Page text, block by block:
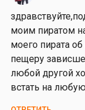
й
с
т
в
и
е
м
…
е
й
с
т
в
и
е
м
моим пиратом
моего пирата
пещеру
любой другой
встать на